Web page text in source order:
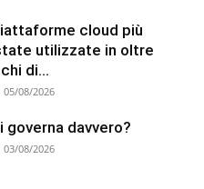
cloud più
utilizzate in oltre
di...
05/08/2026
governa davvero?
03/08/2026